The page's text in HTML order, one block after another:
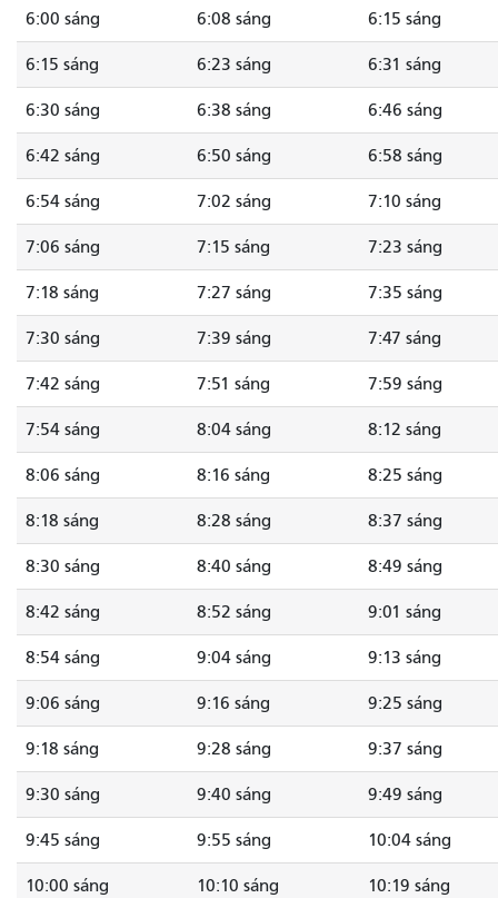
6:00 sáng 6:08 sáng 6:15 sáng
6:15 sáng 6:23 sáng 6:31 sáng
6:30 sáng 6:38 sáng 6:46 sáng
6:42 sáng 6:50 sáng 6:58 sáng
6:54 sáng 7:02 sáng 7:10 sáng
7:06 sáng 7:15 sáng 7:23 sáng
7:18 sáng 7:27 sáng 7:35 sáng
7:30 sáng 7:39 sáng 7:47 sáng
7:42 sáng 7:51 sáng 7:59 sáng
7:54 sáng 8:04 sáng 8:12 sáng
8:06 sáng 8:16 sáng 8:25 sáng
8:18 sáng 8:28 sáng 8:37 sáng
8:30 sáng 8:40 sáng 8:49 sáng
8:42 sáng 8:52 sáng 9:01 sáng
8:54 sáng 9:04 sáng 9:13 sáng
9:06 sáng 9:16 sáng 9:25 sáng
9:18 sáng 9:28 sáng 9:37 sáng
9:30 sáng 9:40 sáng 9:49 sáng
9:45 sáng 9:55 sáng 10:04 sáng
10:00 sáng 10:10 sáng 10:19 sáng